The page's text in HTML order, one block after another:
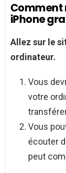
Comment
iPhone
Allez sur le
ordinateur.
Vous
votre
Vous
écouter
peut